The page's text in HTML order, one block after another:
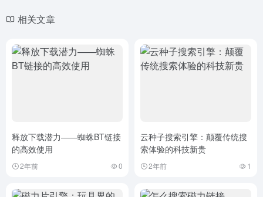
相关文章
释放下载潜力——蜘蛛BT链接
的高效使用
2年前 0
云种子搜索引擎：颠覆传统搜
索体验的科技新贵
2年前 1